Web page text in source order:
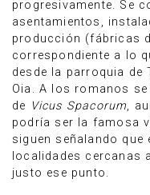
progresivamente. Se
asentamientos,
producción (fábricas
correspondiente a lo
desde la parroquia de
Oia. A los romanos
de Vicus Spacorum,
podría ser la famosa
siguen señalando que
localidades cercanas
justo ese punto.